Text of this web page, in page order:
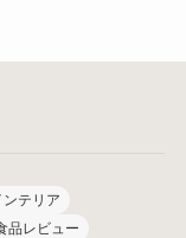
ンテリア
品レビュー